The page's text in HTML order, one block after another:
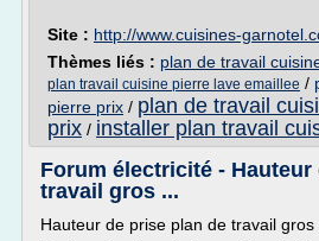
Site : http://www.cuisines-
Thèmes liés : plan de travail
plan travail cuisine pierre lave emaillee /
pierre prix / plan de travail
prix / installer plan travail
Forum électricité -
travail gros ...
Hauteur de prise plan de travail gros